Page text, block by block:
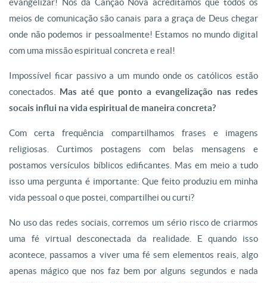
evangelizar! Nós da Canção Nova acreditamos que todos os
meios de comunicação são canais para a graça de Deus chegar
onde não podemos ir pessoalmente! Estamos no mundo digital
com uma missão espiritual concreta e real!
Impossível ficar passivo a um mundo onde os católicos estão
conectados. Mas até que ponto a evangelização nas redes
socais influi na vida espiritual de maneira concreta?
Com certa frequência compartilhamos frases e imagens
religiosas. Curtimos postagens com belas mensagens e
postamos versículos bíblicos edificantes. Mas em meio a tudo
isso uma pergunta é importante: Que feito produziu em minha
vida pessoal o que postei, compartilhei ou curti?
No uso das redes sociais, corremos um sério risco de criarmos
uma fé virtual desconectada da realidade. E quando isso
acontece, passamos a viver uma fé sem elementos reais, algo
apenas mágico que nos faz bem por alguns segundos e nada